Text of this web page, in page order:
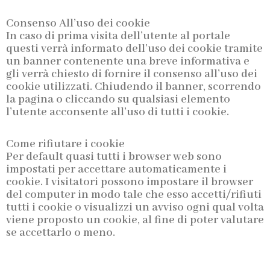
Consenso All’uso dei cookie
In caso di prima visita dell’utente al portale
questi verrà informato dell’uso dei cookie tramite
un banner contenente una breve informativa e
gli verrà chiesto di fornire il consenso all’uso dei
cookie utilizzati. Chiudendo il banner, scorrendo
la pagina o cliccando su qualsiasi elemento
l’utente acconsente all’uso di tutti i cookie.
Come rifiutare i cookie
Per default quasi tutti i browser web sono
impostati per accettare automaticamente i
cookie. I visitatori possono impostare il browser
del computer in modo tale che esso accetti/rifiuti
tutti i cookie o visualizzi un avviso ogni qual volta
viene proposto un cookie, al fine di poter valutare
se accettarlo o meno.